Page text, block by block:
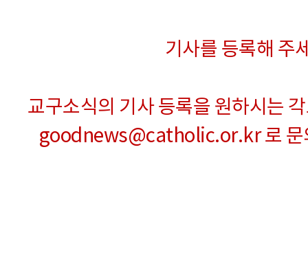
기사를 등록해 주
교구소식의 기사 등록을 원하시는
goodnews@catholic.or.kr 로 문